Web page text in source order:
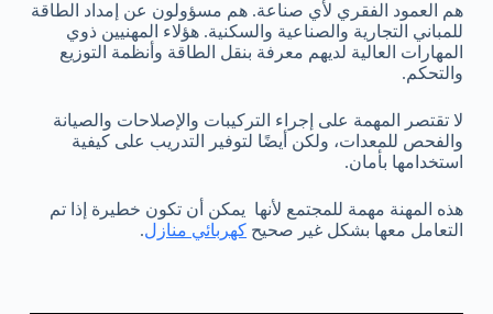
هم العمود الفقري لأي صناعة. هم مسؤولون عن إمداد الطاقة
للمباني التجارية والصناعية والسكنية. هؤلاء المهنيين ذوي
المهارات العالية لديهم معرفة بنقل الطاقة وأنظمة التوزيع
والتحكم.
لا تقتصر المهمة على إجراء التركيبات والإصلاحات والصيانة
والفحص للمعدات، ولكن أيضًا لتوفير التدريب على كيفية
استخدامها بأمان.
هذه المهنة مهمة للمجتمع لأنها يمكن أن تكون خطيرة إذا تم
التعامل معها بشكل غير صحيح كهربائي منازل.